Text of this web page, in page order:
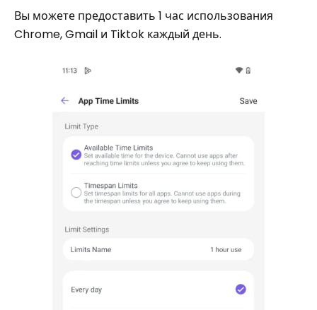
Вы можете предоставить 1 час использования
Chrome, Gmail и Tiktok каждый день.